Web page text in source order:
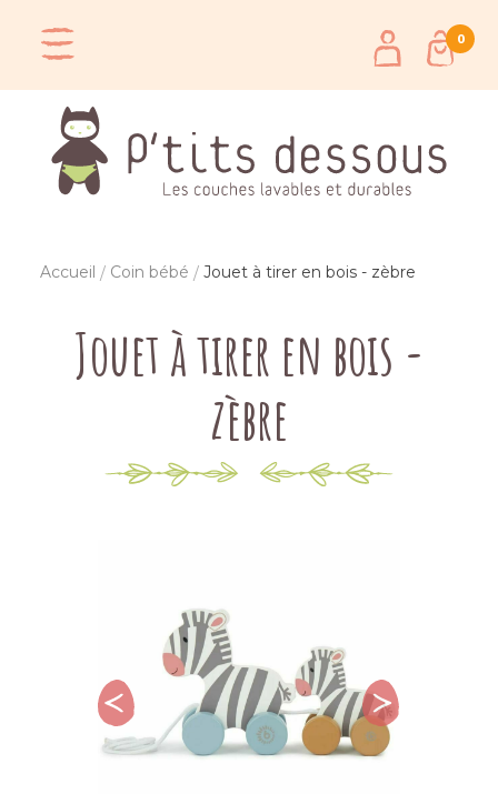
0
Accueil Coin bébé Jouet à tirer en bois - zèbre
Jouet à tirer en bois -
zèbre